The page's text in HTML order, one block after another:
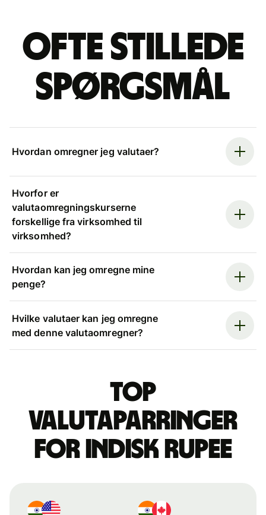
Ofte stillede
spørgsmål
Hvordan omregner jeg valutaer?
Hvorfor er
valutaomregningskurserne
forskellige fra virksomhed til
virksomhed?
Hvordan kan jeg omregne mine
penge?
Hvilke valutaer kan jeg omregne
med denne valutaomregner?
Top
valutaparringer
for indisk rupee